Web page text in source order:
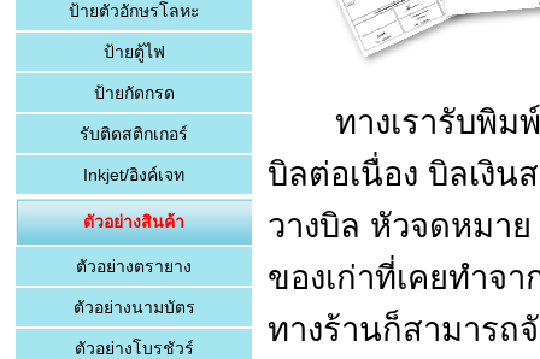
ป้ายตัวอักษรโลหะ
ป้ายตู้ไฟ
ป้ายกัดกรด
รับติดสติกเกอร์
Inkjet/อิงค์เจท
ตัวอย่างสินค้า
ตัวอย่างตรายาง
ตัวอย่างนามบัตร
ตัวอย่างโบรชัวร์
ทางเรารับพิมพ์
บิลต่อเนื่อง บิลเงิน
วางบิล หัวจดหมา
ของเก่าที่เคยทำจ
ทางร้านก็สามารถ